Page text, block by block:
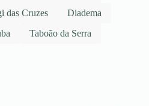
das Cruzes
Diadema
Taboão da Serra